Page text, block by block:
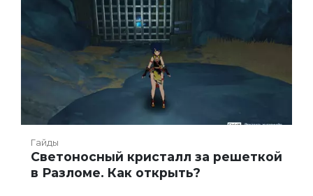
Гайды
Светоносный кристалл за решеткой
в Разломе. Как открыть?